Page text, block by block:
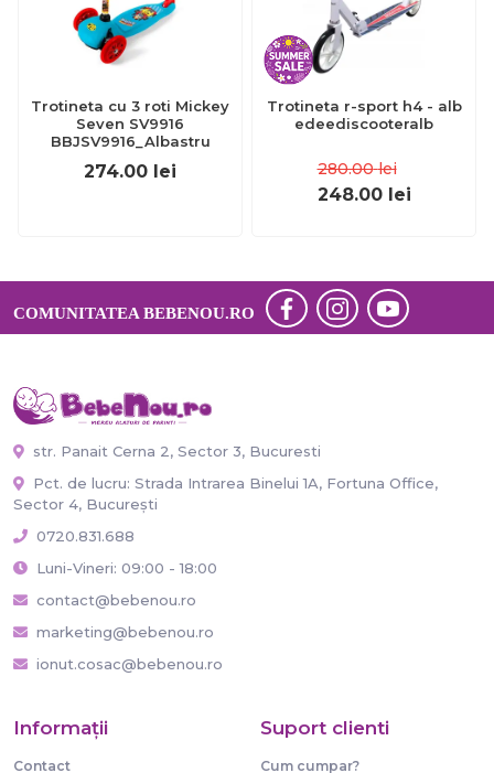
Trotineta cu 3 roti Mickey
Seven SV9916
BBJSV9916_Albastru
274.00 lei
Trotineta r-sport h4 - alb
edeediscooteralb
280.00 lei
248.00 lei
COMUNITATEA BEBENOU.RO
str. Panait Cerna 2, Sector 3, Bucuresti
Pct. de lucru: Strada Intrarea Binelui 1A, Fortuna Office,
Sector 4, București
0720.831.688
Luni-Vineri: 09:00 - 18:00
contact@bebenou.ro
marketing@bebenou.ro
ionut.cosac@bebenou.ro
Informaţii
Contact
Suport clienti
Cum cumpar?